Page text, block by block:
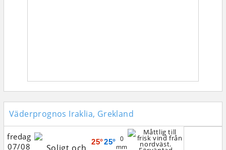
Väderprognos Iraklia, Grekland
fredag
07/08
25°25° 0
mm